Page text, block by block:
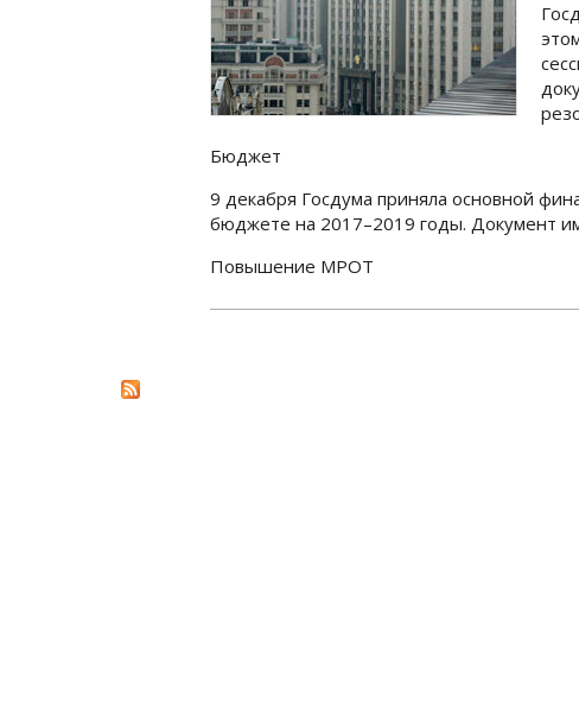
Бюджет
9 декабря Госдума приняла основной
бюджете на 2017–2019 годы. Документ
Повышение МРОТ